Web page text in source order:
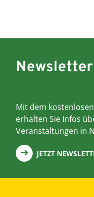
Newsletter
Mit dem
erhalten Sie Infos
Veranstaltungen in
JETZT